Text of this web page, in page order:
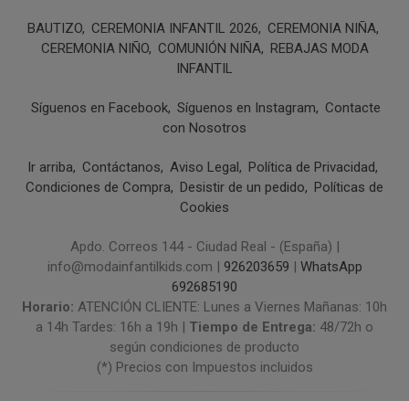
BAUTIZO CEREMONIA INFANTIL 2026
CEREMONIA NIÑA
CEREMONIA NIÑO COMUNIÓN NIÑA REBAJAS MODA
INFANTIL
Síguenos en Facebook Síguenos en Instagram
Contacte
con Nosotros
Ir arriba Contáctanos Aviso Legal
Política de Privacidad
Condiciones de Compra
Desistir de un pedido
Políticas de
Cookies
Apdo. Correos 144 - Ciudad Real - (España) |
info@modainfantilkids.com | 926203659 | WhatsApp
692685190
Horario: ATENCIÓN CLIENTE: Lunes a Viernes Mañanas: 10h
a 14h Tardes: 16h a 19h | Tiempo de Entrega: 48/72h o
según condiciones de producto
(*) Precios con Impuestos incluidos